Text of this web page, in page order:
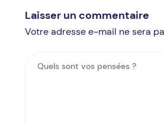
Laisser un commentaire
Votre adresse e-mail ne sera